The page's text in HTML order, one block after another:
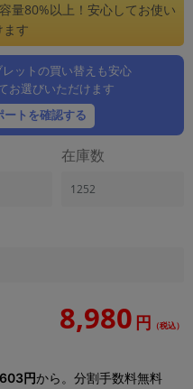
量80%以上！安心してお使い
ます
ットの買い替えも安心
お選びいただけます
トを確認する
在庫数
1252
8,980 円 （税込）
円から。分割手数料無料